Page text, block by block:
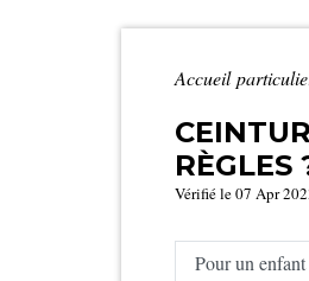
Accueil
RÈGLES
Vérifié le 07 Apr
Pour un enfant